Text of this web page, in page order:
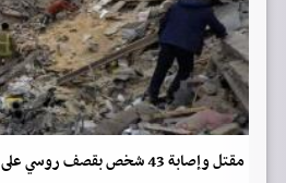
مقتل وإصابة 43 شخص بقصف روسي على مناطق في أوكرانيا.